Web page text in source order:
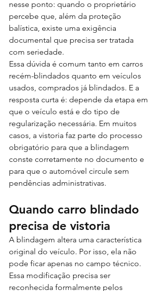
nesse ponto: quando o proprietário
percebe que, além da proteção
balística, existe uma exigência
documental que precisa ser tratada
com seriedade.
Essa dúvida é comum tanto em carros
recém-blindados quanto em veículos
usados, comprados já blindados. E a
resposta curta é: depende da etapa em
que o veículo está e do tipo de
regularização necessária. Em muitos
casos, a vistoria faz parte do processo
obrigatório para que a blindagem
conste corretamente no documento e
para que o automóvel circule sem
pendências administrativas.
Quando carro blindado
precisa de vistoria
A blindagem altera uma característica
original do veículo. Por isso, ela não
pode ficar apenas no campo técnico.
Essa modificação precisa ser
reconhecida formalmente pelos